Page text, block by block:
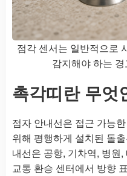
점각 센서는 일반적으로
감지해야 하는
촉각띠란 무엇
점자 안내선은 접근 가능
위해 평행하게 설치된 돌
내선은 공항, 기차역, 병원
교통 환승 센터에서 방향